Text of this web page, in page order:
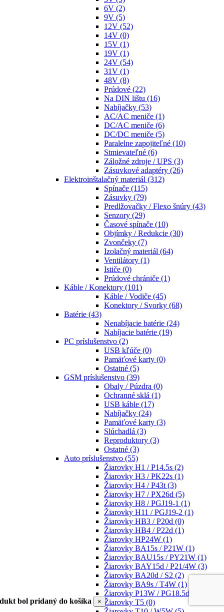
6V (2)
9V (5)
12V (52)
14V (0)
15V (1)
19V (1)
24V (54)
31V (1)
48V (8)
Prúdové (22)
Na DIN lištu (16)
Nabíjačky (53)
AC/AC meniče (1)
DC/AC meniče (6)
DC/DC meniče (5)
Paralelne zapojiteľné (10)
Stmievateľné (6)
Záložné zdroje / UPS (3)
Zásuvkové adaptéry (26)
Elektroinštalačný materiál (312)
Spínače (115)
Zásuvky (79)
Predlžovačky / Flexo šnúry (43)
Senzory (29)
Časové spínače (10)
Objímky / Redukcie (30)
Zvončeky (7)
Izolačný materiál (64)
Ventilátory (1)
Ističe (0)
Prúdové chrániče (1)
Káble / Konektory (101)
Káble / Vodiče (45)
Konektory / Svorky (68)
Batérie (43)
Nenabíjacie batérie (24)
Nabíjacie batérie (19)
PC príslušenstvo (2)
USB kľúče (0)
Pamäťové karty (0)
Ostatné (5)
GSM príslušenstvo (39)
Obaly / Púzdra (0)
Ochranné sklá (1)
USB káble (17)
Nabíjačky (24)
Pamäťové karty (3)
Slúchadlá (3)
Reproduktory (3)
Ostatné (3)
Auto príslušenstvo (55)
Žiarovky H1 / P14.5s (2)
Žiarovky H3 / PK22s (1)
Žiarovky H4 / P43t (3)
Žiarovky H7 / PX26d (5)
Žiarovky H8 / PGJ19-1 (1)
Žiarovky H11 / PGJ19-2 (1)
Žiarovky HB3 / P20d (0)
Žiarovky HB4 / P22d (1)
Žiarovky HP24W (1)
Žiarovky BA15s / P21W (1)
Žiarovky BAU15s / PY21W (1)
Žiarovky BAY15d / P21/4W (3)
Žiarovky BA20d / S2 (2)
Žiarovky BA9s / T4W (1)
Žiarovky P13W / PG18.5d-1
Žiarovky T5 (0)
bol pridaný do košíka ×